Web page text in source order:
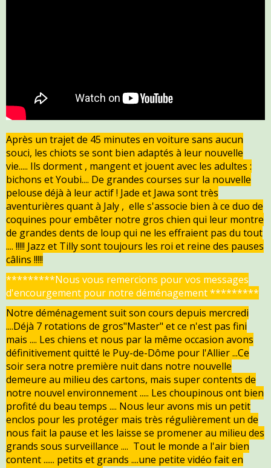
Après un trajet de 45 minutes en voiture sans aucun
souci, les chiots se sont bien adaptés à leur nouvelle
vie..... Ils dorment , mangent et jouent avec les adultes :
bichons et Youbi.... De grandes courses sur la nouvelle
pelouse déjà à leur actif ! Jade et Jawa sont très
aventurières quant à Jaly , elle s'associe bien à ce duo de
coquines pour embêter notre gros chien qui leur montre
de grandes dents de loup qui ne les effraient pas du tout
.... !!!!! Jazz et Tilly sont toujours les roi et reine des pauses
câlins !!!!!
*********Nous vous remercions pour vos messages
d'encourgement pour notre déménagement *********
Notre déménagement suit son cours depuis mercredi
....Déjà 7 rotations de gros"Master" et ce n'est pas fini
mais .... Les chiens et nous par la même occasion avons
définitivement quitté le Puy-de-Dôme pour l'Allier ...Ce
soir sera notre première nuit dans notre nouvelle
demeure au milieu des cartons, mais super contents de
notre nouvel environnement ..... Les choupinous ont bien
profité du beau temps .... Nous leur avons mis un petit
enclos pour les protéger mais très régulièrement un de
nous fait la pause et les laisse se promener au milieu des
grands sous surveillance .... Tout le monde a l'air bien
content ...... petits et grands ....une petite vidéo fait en